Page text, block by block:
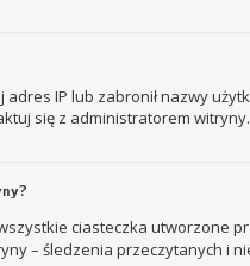
adres IP lub zabronił nazwy
się z administratorem witryny.
?
ciasteczka utworzone
– śledzenia przeczytanych i